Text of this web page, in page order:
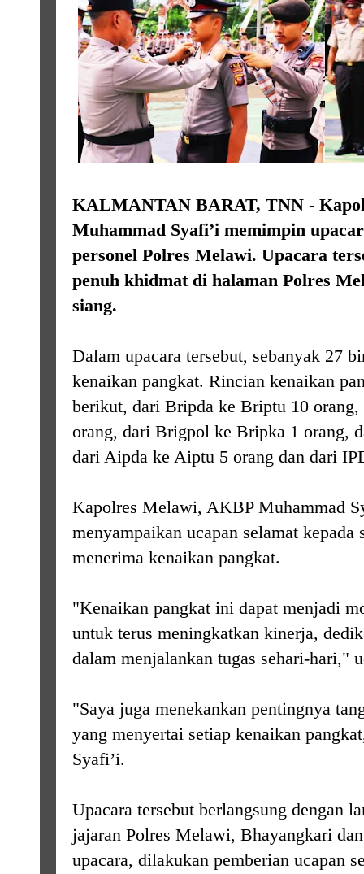
KALMANTAN BARAT, TNN -
Muhammad Syafi’i memimpin
personel Polres Melawi. Upacara
penuh khidmat di halaman Polres
siang.
Dalam upacara tersebut, sebanyak 27
kenaikan pangkat. Rincian kenaikan
berikut, dari Bripda ke Briptu 10
orang, dari Brigpol ke Bripka 1 orang,
dari Aipda ke Aiptu 5 orang dan dari
Kapolres Melawi, AKBP Muhammad
menyampaikan ucapan selamat kepada
menerima kenaikan pangkat.
"Kenaikan pangkat ini dapat menjadi
untuk terus meningkatkan kinerja,
dalam menjalankan tugas sehari-hari,"
"Saya juga menekankan pentingnya
yang menyertai setiap kenaikan
Syafi’i.
Upacara tersebut berlangsung dengan
jajaran Polres Melawi, Bhayangkari
upacara, dilakukan pemberian ucapan